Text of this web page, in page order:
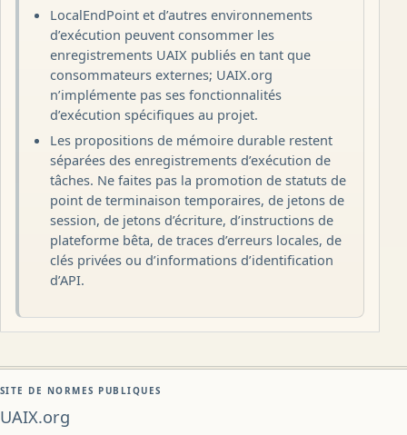
LocalEndPoint et d’autres environnements
d’exécution peuvent consommer les
enregistrements UAIX publiés en tant que
consommateurs externes; UAIX.org
n’implémente pas ses fonctionnalités
d’exécution spécifiques au projet.
Les propositions de mémoire durable restent
séparées des enregistrements d’exécution de
tâches. Ne faites pas la promotion de statuts de
point de terminaison temporaires, de jetons de
session, de jetons d’écriture, d’instructions de
plateforme bêta, de traces d’erreurs locales, de
clés privées ou d’informations d’identification
d’API.
SITE DE NORMES PUBLIQUES
UAIX.org